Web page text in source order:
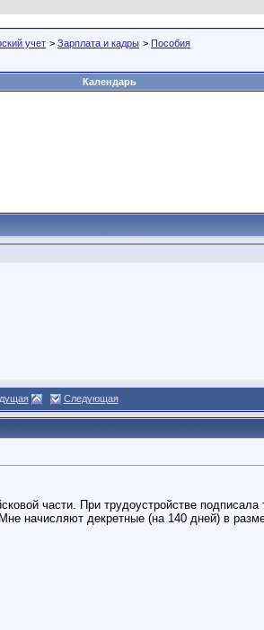
учет > Зарплата и кадры > Пособия
Календарь
Следующая
части. При трудоустройстве
начисляют декретные (на 140 дней) в